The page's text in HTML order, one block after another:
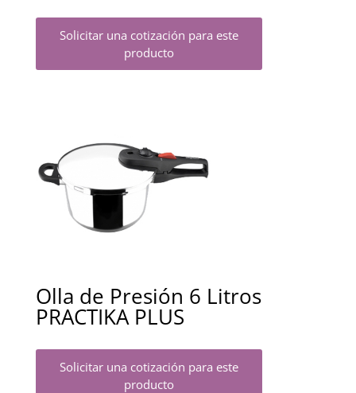
Solicitar una cotización para este
producto
Olla de Presión 6 Litros
PRACTIKA PLUS
Solicitar una cotización para este
producto